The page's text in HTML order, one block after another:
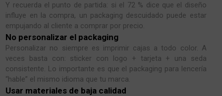
Y recuerda el punto de partida: si el 72 % dice que el diseño
influye en la compra, un packaging descuidado puede estar
empujando al cliente a comprar por precio.
No personalizar el packaging
Personalizar no siempre es imprimir cajas a todo color. A
veces basta con: sticker con logo + tarjeta + una seda
consistente. Lo importante es que el packaging para lencería
“hable” el mismo idioma que tu marca.
Usar materiales de baja calidad